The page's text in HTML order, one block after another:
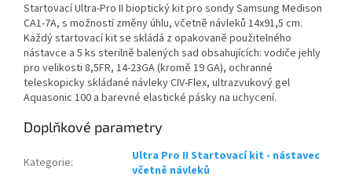
Startovací Ultra-Pro II bioptický kit pro sondy Samsung Medison
CA1-7A, s možností změny úhlu, včetně návleků 14x91,5 cm.
Každý startovací kit se skládá z opakovaně použitelného
nástavce a 5 ks sterilně balených sad obsahujících: vodiče jehly
pro velikosti 8,5FR, 14-23GA (kromě 19 GA), ochranné
teleskopicky skládané návleky CIV-Flex, ultrazvukový gel
Aquasonic 100 a barevné elastické pásky na uchycení.
Doplňkové parametry
Kategorie:
Ultra Pro II Startovací kit - nástavec
včetně návleků